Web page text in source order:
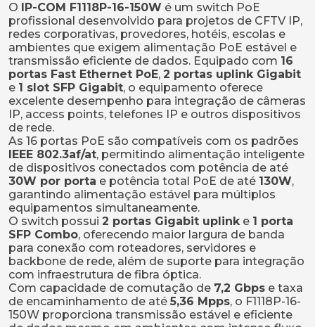
O IP-COM F1118P-16-150W é um switch PoE
profissional desenvolvido para projetos de CFTV IP,
redes corporativas, provedores, hotéis, escolas e
ambientes que exigem alimentação PoE estável e
transmissão eficiente de dados. Equipado com 16
portas Fast Ethernet PoE, 2 portas uplink Gigabit
e 1 slot SFP Gigabit, o equipamento oferece
excelente desempenho para integração de câmeras
IP, access points, telefones IP e outros dispositivos
de rede.
As 16 portas PoE são compatíveis com os padrões
IEEE 802.3af/at, permitindo alimentação inteligente
de dispositivos conectados com potência de até
30W por porta e potência total PoE de até 130W,
garantindo alimentação estável para múltiplos
equipamentos simultaneamente.
O switch possui 2 portas Gigabit uplinke 1 porta
SFP Combo, oferecendo maior largura de banda
para conexão com roteadores, servidores e
backbone de rede, além de suporte para integração
com infraestrutura de fibra óptica.
Com capacidade de comutação de 7,2 Gbps e taxa
de encaminhamento de até 5,36 Mpps, o F1118P-16-
150W proporciona transmissão estável e eficiente